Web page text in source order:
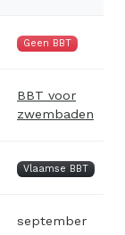
Geen BBT
BBT voor
zwembaden
Vlaamse BBT
september